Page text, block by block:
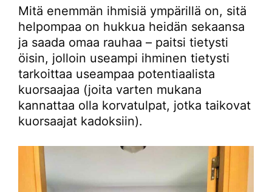
Mitä enemmän ihmisiä ympärillä on, sitä
helpompaa on hukkua heidän sekaansa
ja saada omaa rauhaa – paitsi tietysti
öisin, jolloin useampi ihminen tietysti
tarkoittaa useampaa potentiaalista
kuorsaajaa (joita varten mukana
kannattaa olla korvatulpat, jotka taikovat
kuorsaajat kadoksiin).